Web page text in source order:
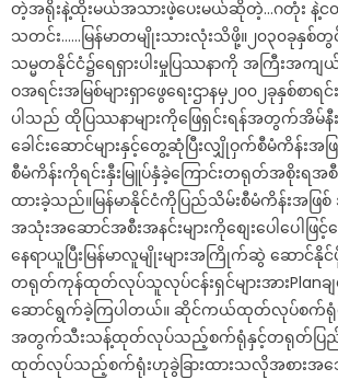
တဲ့အရိုးနဲ့ထိုးမယ်အသားဖဲ့ပေးမယ်ဆိုတဲ့…ဂတုံး နဲ့
သတင်း……မြန်မာတမျိုးသားလုံးသိဖို့။၂၀၃၀ခုနှ
သမ္မတနိုင်ငံ၌ရေရှားပါးမှုပြဿနာကို အကြီးအက
ဝအရင်းအမြစ်များရှာဖွေရေးဌာနမှ၂၀၀၂ခုနှစ်စာရ
ပါသည် ထိုပြဿနာများကိုဖြေရှင်းရန်အတွက်အိမ်နီးခ
ခေါင်းဆောင်များနှင့်တွေ့ဆုံပြီးလျှိုဝှက်စီမံကိန်းအ
စီမံကိန်းကိုရင်းနှီးမြူပ်နှံခဲ့ကြောင်းတရုတ်အစိုးရအစီ
ထားခဲ့သည်။မြန်မာနိုင်ငံကိုပြည်သိမ်းစီမံကိန်းအဖြ
အသုံးအဆောင်အစီးအနင်းများကိုစျေးပေါပေါဖ
နေရာယူပြီးမြန်မာလူမျိုးများအကြိုက်ဆွဲ ဆောင်
တရုတ်ကုန်ထုတ်လုပ်သူလုပ်ငန်းရှင်များအားPlanချ
ဆောင်ရွက်ခဲ့ကြပါတယ်။ ဆိုင်ကယ်ထုတ်လုပ်စက်ရုံမျ
အတွက်သီးသန့်ထုတ်လုပ်သည့်စက်ရုံနှင့်တရုတ်ပ
ထုတ်လုပ်သည့်စက်ရုံးဟုခွဲခြားထားသလိုအစားအသေ